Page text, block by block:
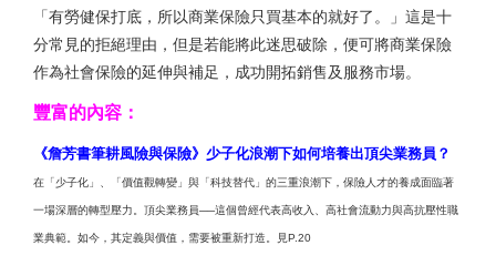
「有勞健保打底，所以商業保險只買基本的就好了。」這是十
分常見的拒絕理由，但是若能將此迷思破除，便可將商業保險
作為社會保險的延伸與補足，成功開拓銷售及服務市場。
豐富的內容：
《詹芳書筆耕風險與保險》少子化浪潮下如何培養出頂尖業務員？
在「少子化」、「價值觀轉變」與「科技替代」的三重浪潮下，保險人才的養成面臨著
一場深層的轉型壓力。頂尖業務員──這個曾經代表高收入、高社會流動力與高抗壓性職
業典範。如今，其定義與價值，需要被重新打造。見P.20